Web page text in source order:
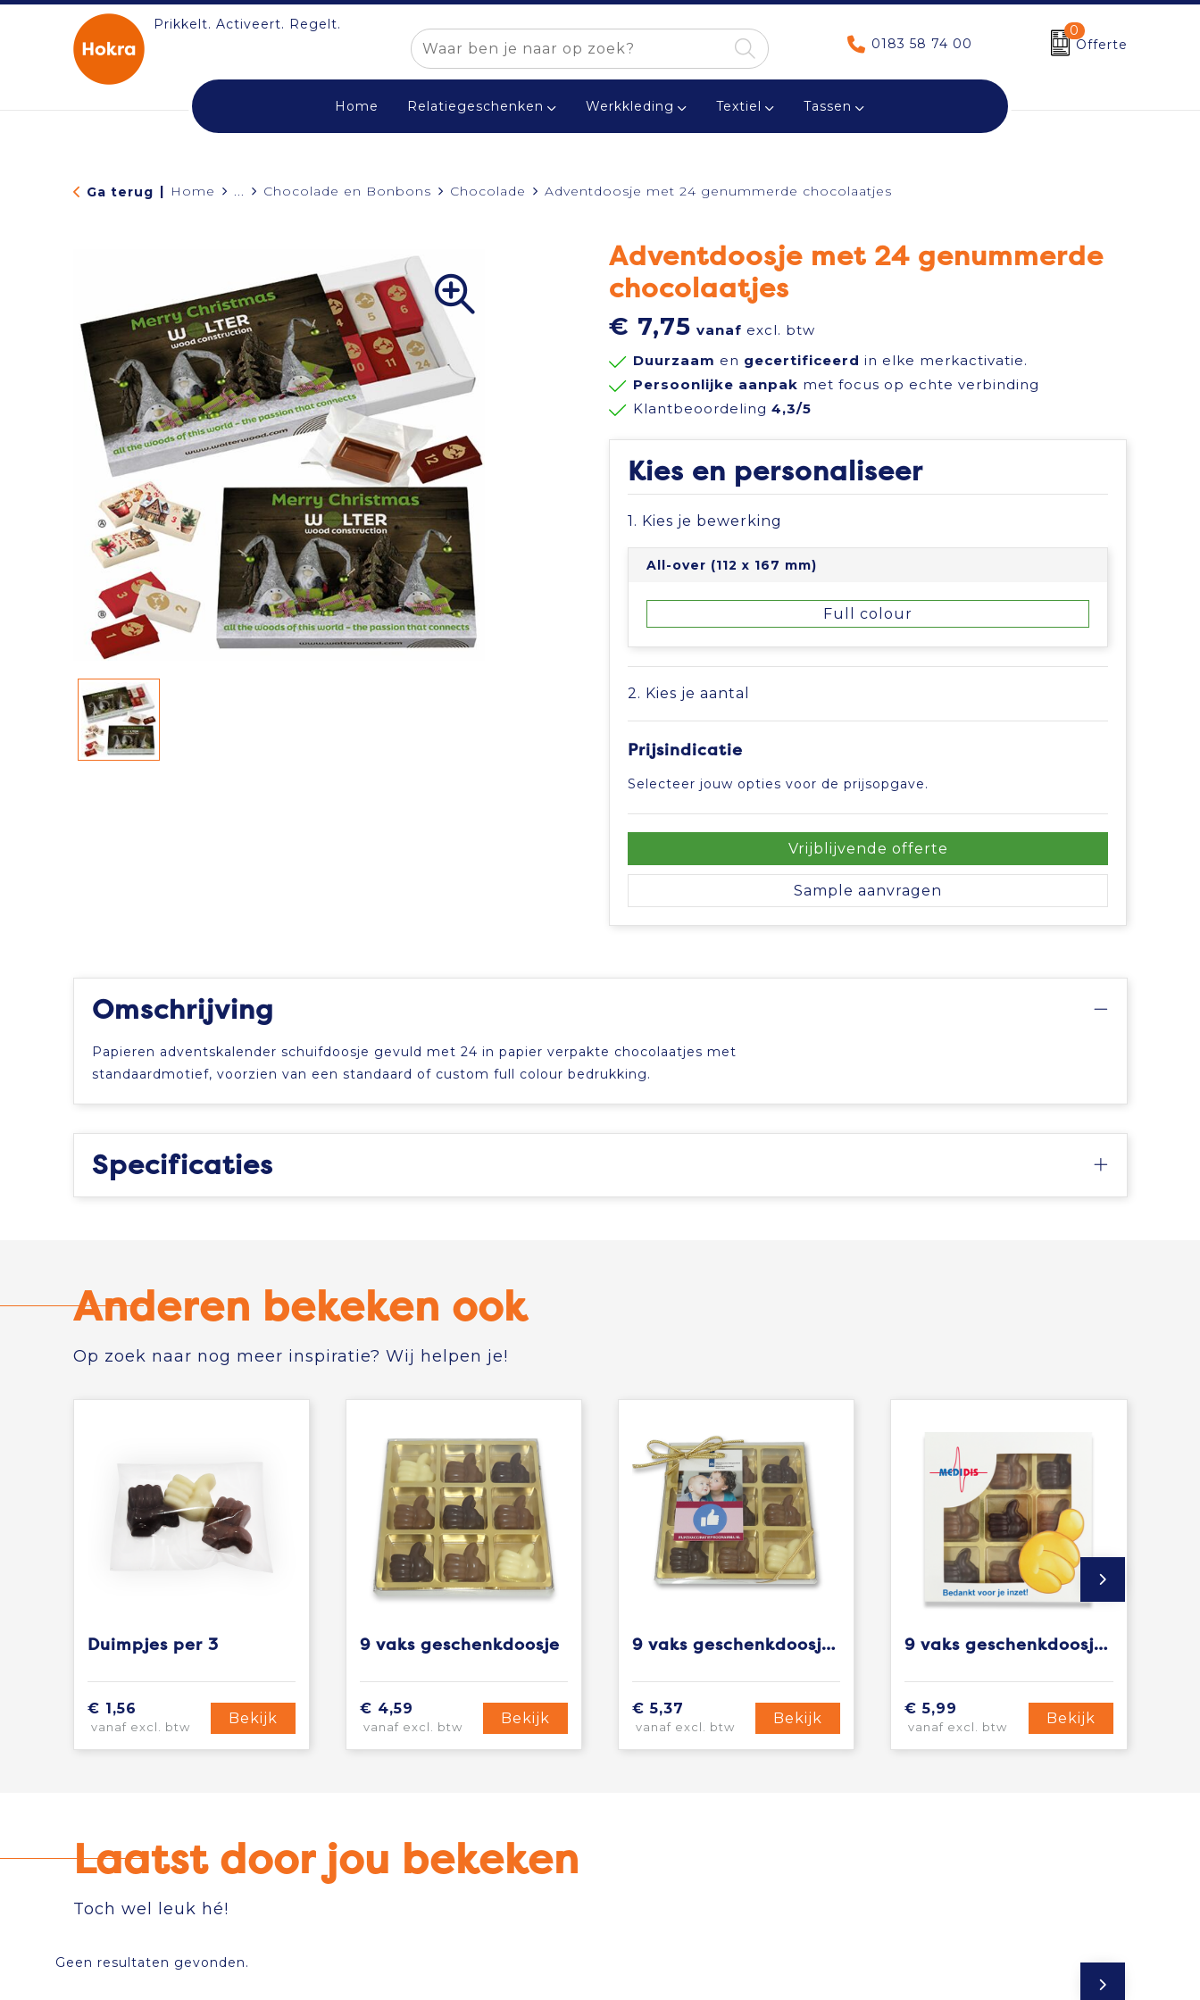
Prikkelt. Activeert. Regelt.
0183 58 74 00
0
Offerte
Home Relatiegeschenken Werkkleding Textiel Tassen
Ga terug | Home ... Chocolade en Bonbons Chocolade Adventdoosje met 24 genummerde chocolaatjes
Adventdoosje met 24 genummerde
chocolaatjes
€ 7,75 vanaf excl. btw
Duurzaam en gecertificeerd in elke merkactivatie.
Persoonlijke aanpak met focus op echte verbinding
Klantbeoordeling 4,3/5
Kies en personaliseer
1. Kies je bewerking
All-over (112 x 167 mm)
Full colour
2. Kies je aantal
Prijsindicatie
Selecteer jouw opties voor de prijsopgave.
Vrijblijvende offerte
Sample aanvragen
Omschrijving
Papieren adventskalender schuifdoosje gevuld met 24 in papier verpakte chocolaatjes met
standaardmotief, voorzien van een standaard of custom full colour bedrukking.
Specificaties
Anderen bekeken ook
Op zoek naar nog meer inspiratie? Wij helpen je!
Duimpjes per 3
€ 1,56
vanaf excl. btw
Bekijk
9 vaks geschenkdoosje
€ 4,59
vanaf excl. btw
Bekijk
9 vaks geschenkdoosje met kaartje aan strik
€ 5,37
vanaf excl. btw
Bekijk
9 vaks geschenkdoosje met venster sleeve
€ 5,99
vanaf excl. btw
Bekijk
Laatst door jou bekeken
Toch wel leuk hé!
Geen resultaten gevonden.